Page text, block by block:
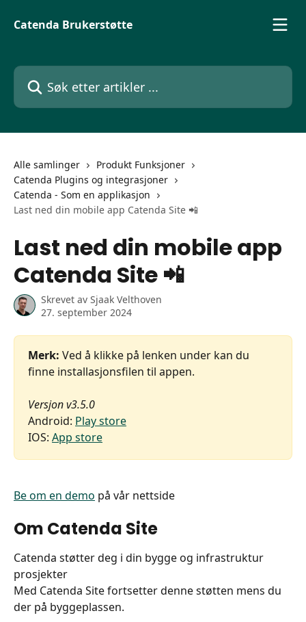
Catenda Brukerstøtte
Søk etter artikler ...
Alle samlinger
Produkt Funksjoner
Catenda Plugins og integrasjoner
Catenda - Som en applikasjon
Last ned din mobile app Catenda Site 📲
Last ned din mobile app
Catenda Site 📲
Skrevet av Sjaak Velthoven
27. september 2024
Merk: Ved å klikke på lenken under kan du
finne installasjonsfilen til appen.
Versjon v3.5.0
Android: Play store
IOS: App store
Be om en demo på vår nettside
Om Catenda Site
Catenda støtter deg i din bygge og infrastruktur
prosjekter
Med Catenda Site fortsetter denne støtten mens du
der på byggeplassen.